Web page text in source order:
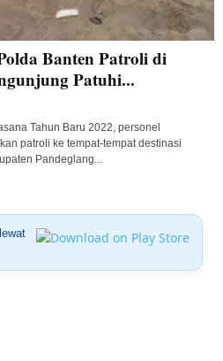
Banten Patroli di
Patuhi...
Tahun Baru 2022, personel
patroli ke tempat-tempat destinasi
Pandeglang...